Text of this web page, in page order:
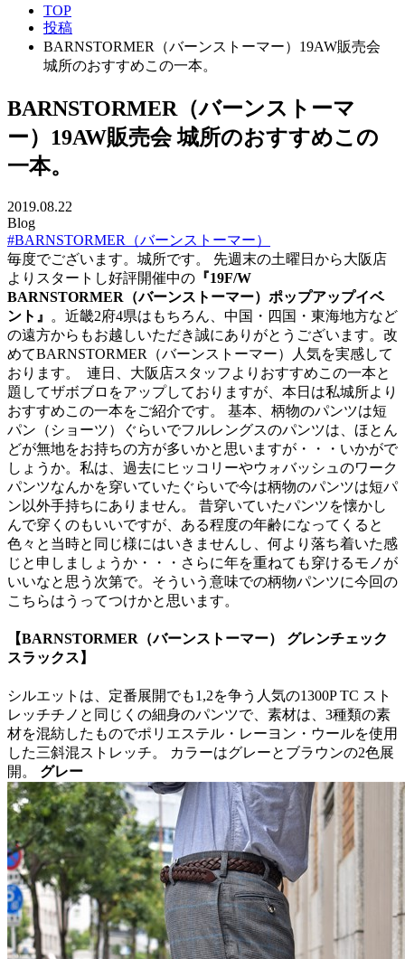
TOP
投稿
BARNSTORMER（バーンストーマー）19AW販売会
城所のおすすめこの一本。
BARNSTORMER（バーンストーマ
ー）19AW販売会 城所のおすすめこの
一本。
2019.08.22
Blog
#BARNSTORMER（バーンストーマー）
毎度でございます。城所です。 先週末の土曜日から大阪店
よりスタートし好評開催中の 『19F/W
BARNSTORMER（バーンストーマー）ポップアップイベ
ント』
。近畿2府4県はもちろん、中国・四国・東海地方など
の遠方からもお越しいただき誠にありがとうございます。改
めてBARNSTORMER（バーンストーマー）人気を実感して
おります。
連日、大阪店スタッフよりおすすめこの一本と
題してザボブロをアップしておりますが、本日は私城所より
おすすめこの一本をご紹介です。 基本、柄物のパンツは短
パン（ショーツ）ぐらいでフルレングスのパンツは、ほとん
どが無地をお持ちの方が多いかと思いますが・・・いかがで
しょうか。私は、過去にヒッコリーやウォバッシュのワーク
パンツなんかを穿いていたぐらいで今は柄物のパンツは短パ
ン以外手持ちにありません。 昔穿いていたパンツを懐かし
んで穿くのもいいですが、ある程度の年齢になってくると
色々と当時と同じ様にはいきませんし、何より落ち着いた感
じと申しましょうか・・・さらに年を重ねても穿けるモノが
いいなと思う次第で。そういう意味での柄物パンツに今回の
こちらはうってつけかと思います。
【BARNSTORMER（バーンストーマー） グレンチェック
スラックス】
シルエットは、定番展開でも1,2を争う人気の1300P TC スト
レッチチノと同じくの細身のパンツで、素材は、3種類の素
材を混紡したものでポリエステル・レーヨン・ウールを使用
した三斜混ストレッチ。 カラーはグレーとブラウンの2色展
開。 グレー